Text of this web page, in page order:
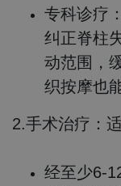
专科诊疗：
纠正脊柱
动范围，
织按摩也
2.手术治疗：
经至少6-